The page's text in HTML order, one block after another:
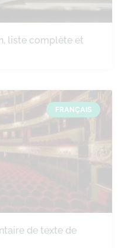
liste complète et
FRANÇAIS
de texte de